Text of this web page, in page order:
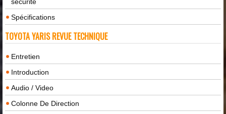
Spécifications
TOYOTA YARIS REVUE TECHNIQUE
Entretien
Introduction
Audio / Video
Colonne De Direction